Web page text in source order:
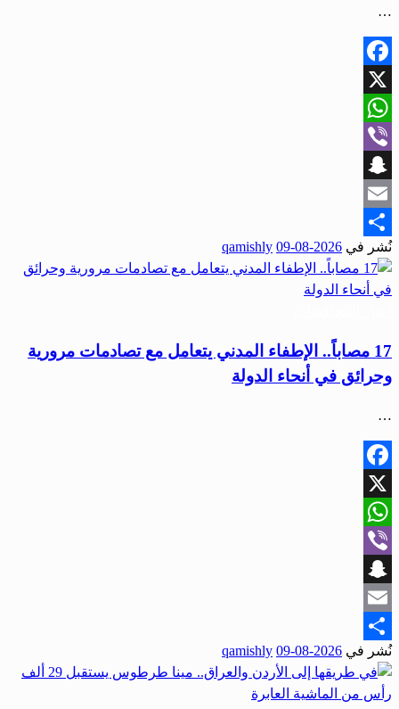
…
Facebook
X
WhatsApp
Viber
Snapchat
Email
Share
نُشر في 2026-08-09
qamishly
17 مصاباً.. الإطفاء المدني يتعامل مع تصادمات مرورية
وحرائق في أنحاء الدولة
…
Facebook
X
WhatsApp
Viber
Snapchat
Email
Share
نُشر في 2026-08-09
qamishly